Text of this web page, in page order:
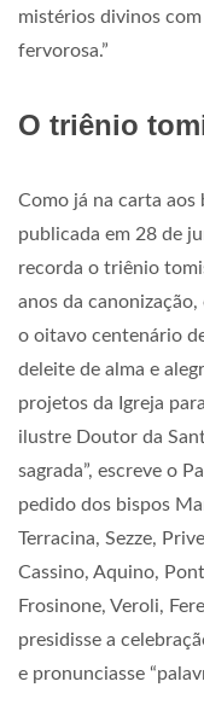
mistérios divinos
fervorosa.”
O triênio
Como já na carta aos
publicada em 28 de
recorda o triênio
anos da
o oitavo centenário
deleite de alma e
projetos da Igreja
ilustre Doutor da
sagrada”, escreve o
pedido dos bispos
Terracina, Sezze,
Cassino, Aquino,
Frosinone, Veroli,
presidisse a
e pronunciasse